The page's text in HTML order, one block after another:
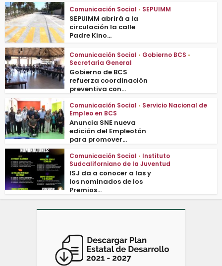
Comunicación Social • SEPUIMM
SEPUIMM abrirá a la
circulación la calle
Padre Kino...
Comunicación Social • Gobierno BCS •
Secretaría General
Gobierno de BCS
refuerza coordinación
preventiva con...
Comunicación Social • Servicio Nacional de
Empleo en BCS
Anuncia SNE nueva
edición del Empleotón
para promover...
Comunicación Social • Instituto
Sudcaliforniano de la Juventud
ISJ da a conocer a las y
los nominados de los
Premios...